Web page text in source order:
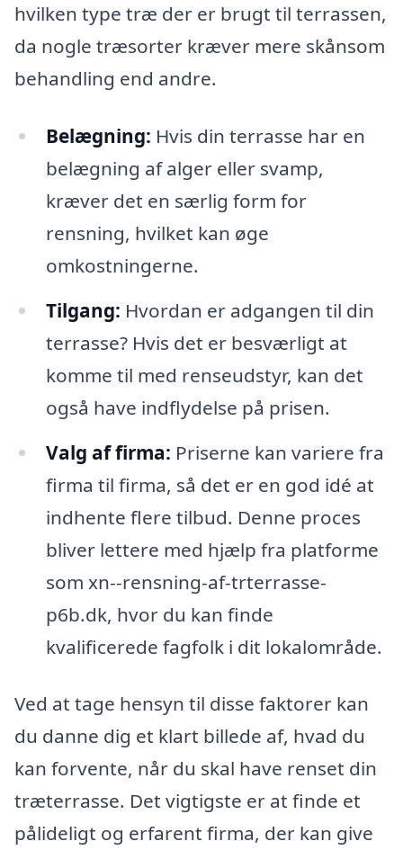
hvilken type træ der er brugt til terrassen,
da nogle træsorter kræver mere skånsom
behandling end andre.
Belægning: Hvis din terrasse har en
belægning af alger eller svamp,
kræver det en særlig form for
rensning, hvilket kan øge
omkostningerne.
Tilgang: Hvordan er adgangen til din
terrasse? Hvis det er besværligt at
komme til med renseudstyr, kan det
også have indflydelse på prisen.
Valg af firma: Priserne kan variere fra
firma til firma, så det er en god idé at
indhente flere tilbud. Denne proces
bliver lettere med hjælp fra platforme
som xn--rensning-af-trterrasse-
p6b.dk, hvor du kan finde
kvalificerede fagfolk i dit lokalområde.
Ved at tage hensyn til disse faktorer kan
du danne dig et klart billede af, hvad du
kan forvente, når du skal have renset din
træterrasse. Det vigtigste er at finde et
pålideligt og erfarent firma, der kan give